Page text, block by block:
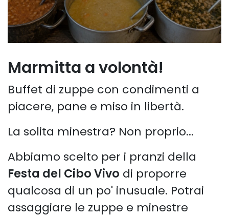
Marmitta a volontà!
Buffet di zuppe con condimenti a
piacere, pane e miso in libertà.
La solita minestra? Non proprio...
Abbiamo scelto per i pranzi della
Festa del Cibo Vivo di proporre
qualcosa di un po' inusuale. Potrai
assaggiare le zuppe e minestre